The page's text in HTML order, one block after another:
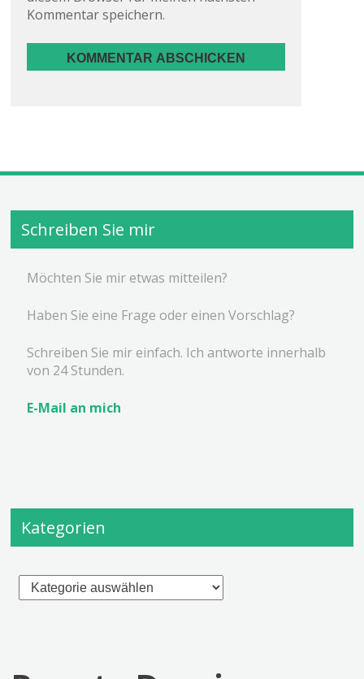
Kommentar speichern.
Schreiben Sie mir
Möchten Sie mir etwas mitteilen?
Haben Sie eine Frage oder einen Vorschlag?
Schreiben Sie mir einfach. Ich antworte innerhalb
von 24 Stunden.
E-Mail an mich
Kategorien
Kategorien